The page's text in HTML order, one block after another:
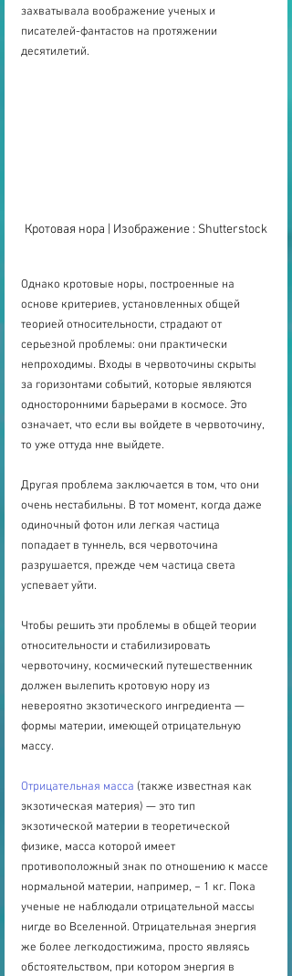
захватывала воображение ученых и
писателей-фантастов на протяжении
десятилетий.
Кротовая нора | Изображение : Shutterstock
Однако кротовые норы, построенные на
основе критериев, установленных общей
теорией относительности, страдают от
серьезной проблемы: они практически
непроходимы. Входы в червоточины скрыты
за горизонтами событий, которые являются
односторонними барьерами в космосе. Это
означает, что если вы войдете в червоточину,
то уже оттуда нне выйдете.
Другая проблема заключается в том, что они
очень нестабильны. В тот момент, когда даже
одиночный фотон или легкая частица
попадает в туннель, вся червоточина
разрушается, прежде чем частица света
успевает уйти.
Чтобы решить эти проблемы в общей теории
относительности и стабилизировать
червоточину, космический путешественник
должен вылепить кротовую нору из
невероятно экзотического ингредиента —
формы материи, имеющей отрицательную
массу.
Отрицательная масса (также известная как
экзотическая материя) — это тип
экзотической материи в теоретической
физике, масса которой имеет
противоположный знак по отношению к массе
нормальной материи, например, − 1 кг. Пока
ученые не наблюдали отрицательной массы
нигде во Вселенной. Отрицательная энергия
же более легкодостижима, просто являясь
обстоятельством, при котором энергия в